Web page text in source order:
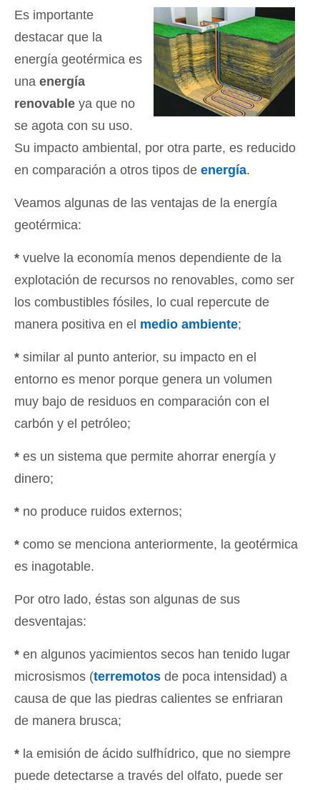
Es importante
destacar que la
energía geotérmica es
una energía
renovable ya que no
se agota con su uso.
Su impacto ambiental, por otra parte, es reducido
en comparación a otros tipos de energía.
Veamos algunas de las ventajas de la energía
geotérmica:
* vuelve la economía menos dependiente de la
explotación de recursos no renovables, como ser
los combustibles fósiles, lo cual repercute de
manera positiva en el medio ambiente;
* similar al punto anterior, su impacto en el
entorno es menor porque genera un volumen
muy bajo de residuos en comparación con el
carbón y el petróleo;
* es un sistema que permite ahorrar energía y
dinero;
* no produce ruidos externos;
* como se menciona anteriormente, la geotérmica
es inagotable.
Por otro lado, éstas son algunas de sus
desventajas:
* en algunos yacimientos secos han tenido lugar
microsismos (terremotos de poca intensidad) a
causa de que las piedras calientes se enfriaran
de manera brusca;
* la emisión de ácido sulfhídrico, que no siempre
puede detectarse a través del olfato, puede ser